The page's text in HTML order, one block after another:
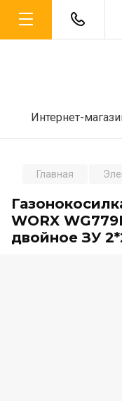
Интернет-
Главная
WORX
двойное ЗУ